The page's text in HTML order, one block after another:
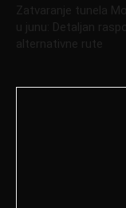
Zatvaranje tunela
u junu: Detaljan
alternativne rute